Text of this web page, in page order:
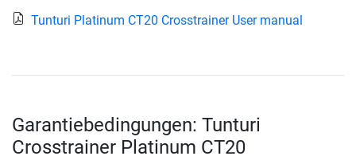
Tunturi Platinum CT20 Crosstrainer User manual
Garantiebedingungen: Tunturi
Crosstrainer Platinum CT20